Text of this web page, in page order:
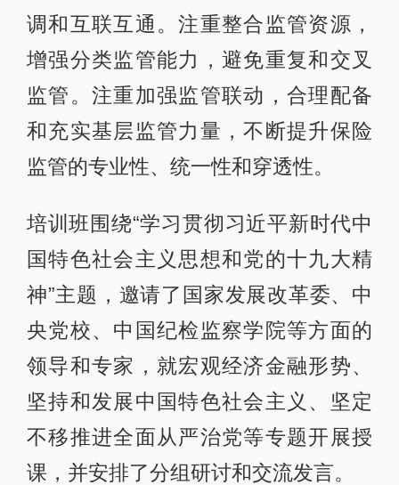
调和互联互通。注重整合监管资源，
增强分类监管能力，避免重复和交叉
监管。注重加强监管联动，合理配备
和充实基层监管力量，不断提升保险
监管的专业性、统一性和穿透性。
培训班围绕“学习贯彻习近平新时代中
国特色社会主义思想和党的十九大精
神”主题，邀请了国家发展改革委、中
央党校、中国纪检监察学院等方面的
领导和专家，就宏观经济金融形势、
坚持和发展中国特色社会主义、坚定
不移推进全面从严治党等专题开展授
课，并安排了分组研讨和交流发言。